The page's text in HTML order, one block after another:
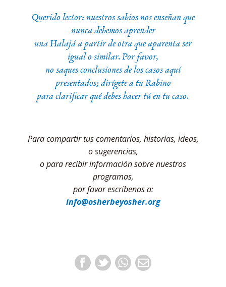
Querido lector: nuestros sabios nos enseñan que
nunca debemos aprender
una Halajá a partir de otra que aparenta ser
igual o similar. Por favor,
no saques conclusiones de los casos aquí
presentados; dirígete a tu Rabino
para clarificar qué debes hacer tú en tu caso.
Para compartir tus comentarios, historias, ideas,
o sugerencias,
o para recibir información sobre nuestros
programas,
por favor escríbenos a:
info@osherbeyosher.org